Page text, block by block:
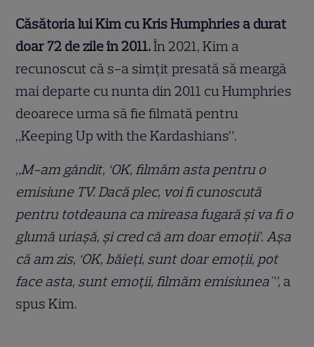
Căsătoria lui Kim cu Kris Humphries a durat
doar 72 de zile în 2011.În 2021, Kim a
recunoscut că s-a simțit presată să meargă
mai departe cu nunta din 2011 cu Humphries
deoarece urma să fie filmată pentru
„Keeping Up with the Kardashians”.
„M-am gândit, ‘OK, filmăm asta pentru o
emisiune TV. Dacă plec, voi fi cunoscută
pentru totdeauna ca mireasa fugară și va fi o
glumă uriașă, și cred că am doar emoții’. Așa
că am zis, ‘OK, băieți, sunt doar emoții, pot
face asta, sunt emoții, filmăm emisiunea'”, a
spus Kim.